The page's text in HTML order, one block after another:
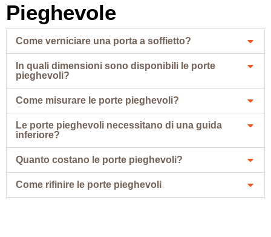
Pieghevole
Come verniciare una porta a soffietto?
In quali dimensioni sono disponibili le porte
pieghevoli?
Come misurare le porte pieghevoli?
Le porte pieghevoli necessitano di una guida
inferiore?
Quanto costano le porte pieghevoli?
Come rifinire le porte pieghevoli